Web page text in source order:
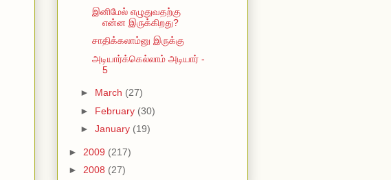
இனிமேல் எழுதுவதற்கு
என்ன இருக்கிறது?
சாதிக்கலாம்னு இருக்கு
அடியார்க்கெல்லாம் அடியார் -
5
► March (27)
► February (30)
► January (19)
► 2009 (217)
► 2008 (27)